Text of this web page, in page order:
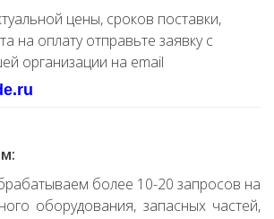
цены, сроков поставки,
на оплату отправьте заявку с
организации на email
более 10-20 запросов на
оборудования, запасных частей,